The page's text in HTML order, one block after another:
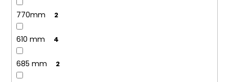
770mm 2
610 mm 4
685 mm 2